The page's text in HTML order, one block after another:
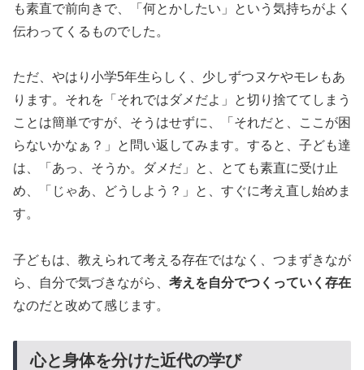
も素直で前向きで、「何とかしたい」という気持ちがよく
伝わってくるものでした。
ただ、やはり小学5年生らしく、少しずつヌケやモレもあ
ります。それを「それではダメだよ」と切り捨ててしまう
ことは簡単ですが、そうはせずに、「それだと、ここが困
らないかなぁ？」と問い返してみます。すると、子ども達
は、「あっ、そうか。ダメだ」と、とても素直に受け止
め、「じゃあ、どうしよう？」と、すぐに考え直し始めま
す。
子どもは、教えられて考える存在ではなく、つまずきなが
ら、自分で気づきながら、 考えを自分でつくっていく存在
なのだと改めて感じます。
心と身体を分けた近代の学び